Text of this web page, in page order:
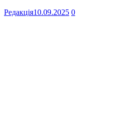
Редакція10.09.2025 0